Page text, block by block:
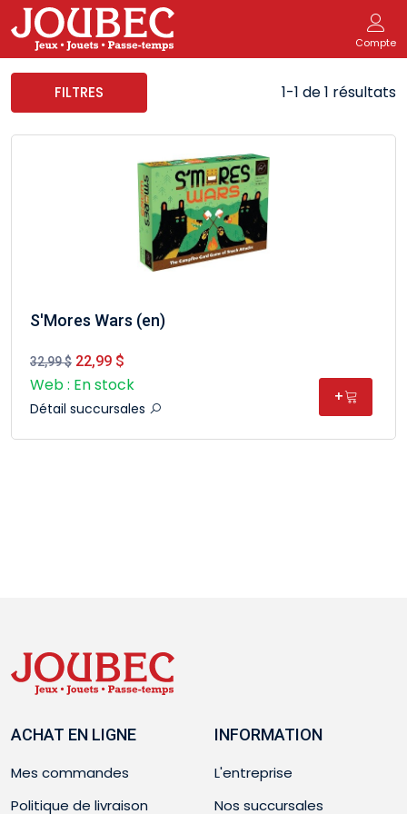
Compte
FILTRES 1-1 de 1 résultats
S'Mores Wars (en)
32,99 $ 22,99 $
Web : En stock
Détail succursales
+
ACHAT EN LIGNE
Mes commandes
Politique de livraison
INFORMATION
L'entreprise
Nos succursales